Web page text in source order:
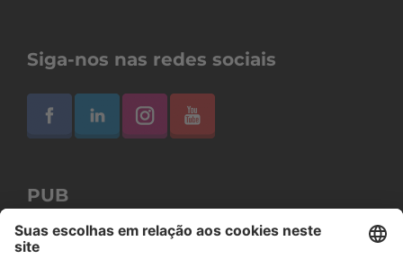
Siga-nos nas redes sociais
PUB